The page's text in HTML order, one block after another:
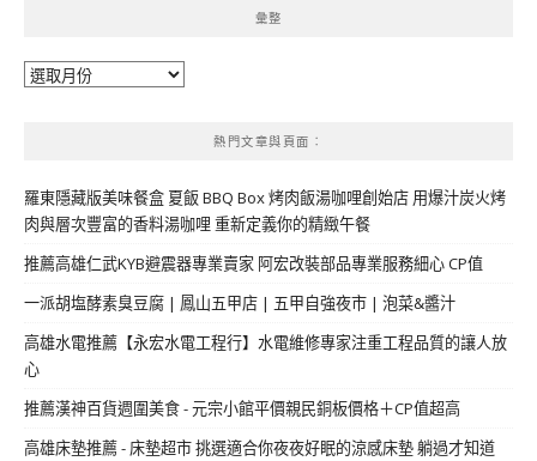
彙整
彙
熱門文章與頁面︰
羅東隱藏版美味餐盒 夏飯 BBQ Box 烤肉飯湯咖哩創始店 用爆汁炭火烤
肉與層次豐富的香料湯咖哩 重新定義你的精緻午餐
推薦高雄仁武KYB避震器專業賣家 阿宏改裝部品專業服務細心 CP值
一派胡塩酵素臭豆腐 | 鳳山五甲店 | 五甲自強夜市 | 泡菜&醬汁
高雄水電推薦【永宏水電工程行】水電維修專家注重工程品質的讓人放
心
推薦漢神百貨週圍美食 - 元宗小館平價親民銅板價格＋CP值超高
高雄床墊推薦 - 床墊超市 挑選適合你夜夜好眠的涼感床墊 躺過才知道